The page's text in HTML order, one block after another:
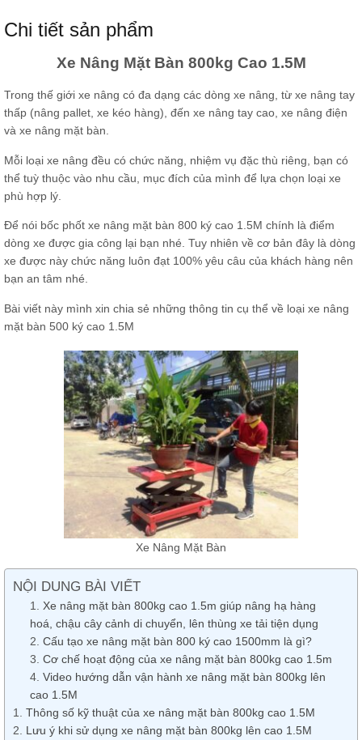
Chi tiết sản phẩm
Xe Nâng Mặt Bàn 800kg Cao 1.5M
Trong thế giới xe nâng có đa dạng các dòng xe nâng, từ xe nâng tay
thấp (nâng pallet, xe kéo hàng), đến xe nâng tay cao, xe nâng điện
và xe nâng mặt bàn.
Mỗi loại xe nâng đều có chức năng, nhiệm vụ đặc thù riêng, bạn có
thể tuỳ thuộc vào nhu cầu, mục đích của mình để lựa chọn loại xe
phù hợp lý.
Để nói bốc phốt xe nâng mặt bàn 800 ký cao 1.5M chính là điểm
dòng xe được gia công lại bạn nhé. Tuy nhiên về cơ bản đây là dòng
xe được này chức năng luôn đạt 100% yêu câu của khách hàng nên
bạn an tâm nhé.
Bài viết này mình xin chia sẻ những thông tin cụ thể về loại xe nâng
mặt bàn 500 ký cao 1.5M
Xe Nâng Mặt Bàn
NỘI DUNG BÀI VIẾT
Xe nâng mặt bàn 800kg cao 1.5m giúp nâng hạ hàng
hoá, chậu cây cảnh di chuyển, lên thùng xe tải tiện dụng
Cấu tạo xe nâng mặt bàn 800 ký cao 1500mm là gì?
Cơ chế hoạt động của xe nâng mặt bàn 800kg cao 1.5m
Video hướng dẫn vận hành xe nâng mặt bàn 800kg lên
cao 1.5M
Thông số kỹ thuật của xe nâng mặt bàn 800kg cao 1.5M
Lưu ý khi sử dụng xe nâng mặt bàn 800kg lên cao 1.5M